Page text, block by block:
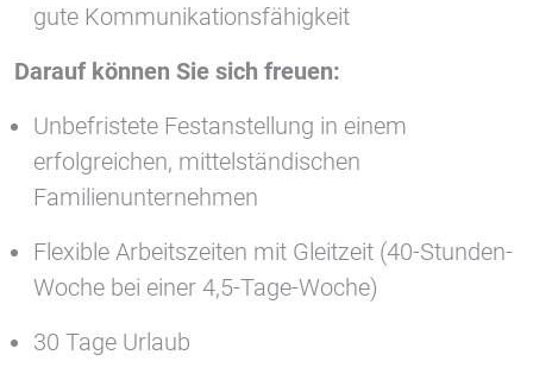
gute Kommunikationsfähigkeit
Darauf können Sie sich freuen:
Unbefristete Festanstellung in einem
erfolgreichen, mittelständischen
Familienunternehmen
Flexible Arbeitszeiten mit Gleitzeit (40-Stunden-
Woche bei einer 4,5-Tage-Woche)
30 Tage Urlaub